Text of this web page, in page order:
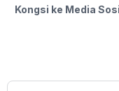
Kongsi ke Media